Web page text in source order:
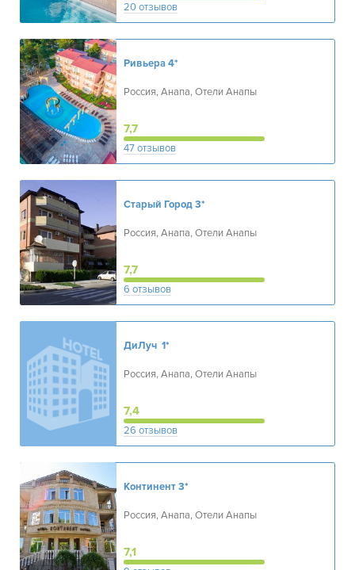
20 отзывов
Ривьера4*
Россия, Анапа, Отели Анапы
7,7
47 отзывов
Старый Город3*
Россия, Анапа, Отели Анапы
7,7
6 отзывов
ДиЛуч 1*
Россия, Анапа, Отели Анапы
7,4
26 отзывов
Континент3*
Россия, Анапа, Отели Анапы
7,1